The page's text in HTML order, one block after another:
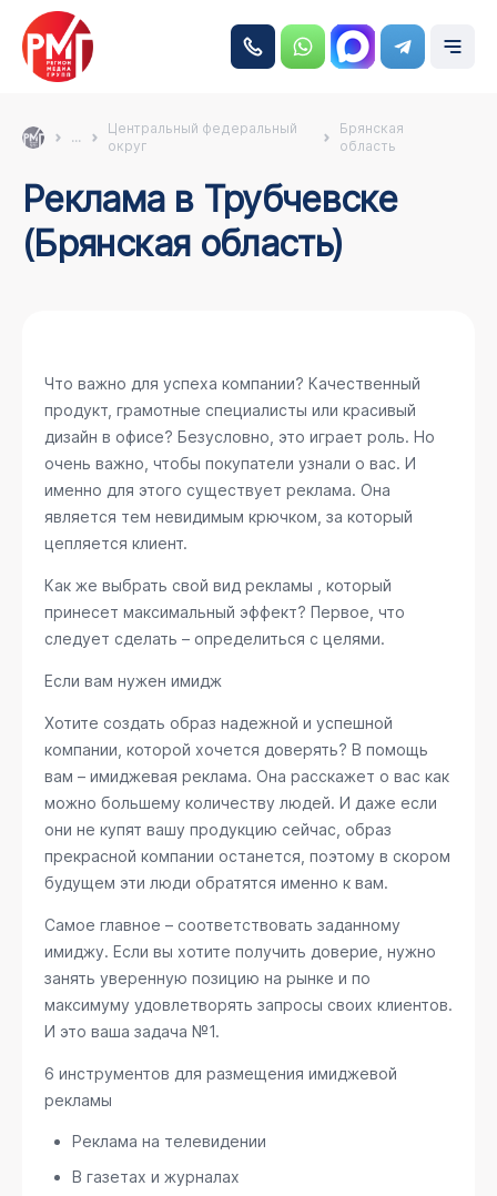
...
Центральный федеральный
округ
Брянская
область
Реклама в Трубчевске
(Брянская область)
Что важно для успеха компании? Качественный
продукт, грамотные специалисты или красивый
дизайн в офисе? Безусловно, это играет роль. Но
очень важно, чтобы покупатели узнали о вас. И
именно для этого существует реклама. Она
является тем невидимым крючком, за который
цепляется клиент.
Как же выбрать свой вид рекламы , который
принесет максимальный эффект? Первое, что
следует сделать – определиться с целями.
Если вам нужен имидж
Хотите создать образ надежной и успешной
компании, которой хочется доверять? В помощь
вам – имиджевая реклама. Она расскажет о вас как
можно большему количеству людей. И даже если
они не купят вашу продукцию сейчас, образ
прекрасной компании останется, поэтому в скором
будущем эти люди обратятся именно к вам.
Самое главное – соответствовать заданному
имиджу. Если вы хотите получить доверие, нужно
занять уверенную позицию на рынке и по
максимуму удовлетворять запросы своих клиентов.
И это ваша задача №1.
6 инструментов для размещения имиджевой
рекламы
Реклама на телевидении
В газетах и журналах